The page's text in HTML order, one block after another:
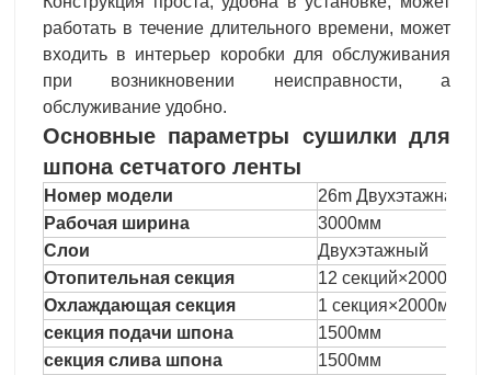
работать в течение длительного времени, может
входить в интерьер коробки для обслуживания
при возникновении неисправности, а
обслуживание удобно.
Основные параметры сушилки для
шпона сетчатого ленты
Номер модели
26m Двухэтажная
Рабочая ширина
3000мм
Слои
Двухэтажный
Отопительная секция
12
Охлаждающая секция
1
секция подачи шпона
1500мм
секция слива шпона
1500мм